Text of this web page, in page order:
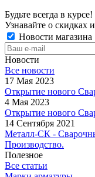
Будьте всегда в курсе!
Узнавайте о скидках
Новости магазина
Новости
Все новости
17 Мая 2023
Открытие нового
4 Мая 2023
Открытие нового
14 Сентября 2021
Металл-СК -
Производство.
Полезное
Все статьи